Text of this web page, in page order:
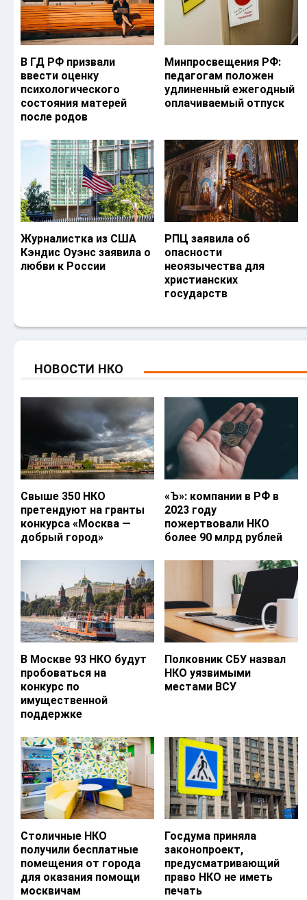
В ГД РФ призвали
ввести оценку
психологического
состояния матерей
после родов
Минпросвещения РФ:
педагогам положен
удлиненный ежегодный
оплачиваемый отпуск
Журналистка из США
Кэндис Оуэнс заявила о
любви к России
РПЦ заявила об
опасности
неоязычества для
христианских
государств
НОВОСТИ НКО
Свыше 350 НКО
претендуют на гранты
конкурса «Москва —
добрый город»
«Ъ‎»: компании в РФ в
2023 году
пожертвовали НКО
более 90 млрд рублей
В Москве 93 НКО будут
пробоваться на
конкурс по
имущественной
поддержке
Полковник СБУ назвал
НКО уязвимыми
местами ВСУ
Столичные НКО
получили бесплатные
помещения от города
для оказания помощи
москвичам
Госдума приняла
законопроект,
предусматривающий
право НКО не иметь
печать